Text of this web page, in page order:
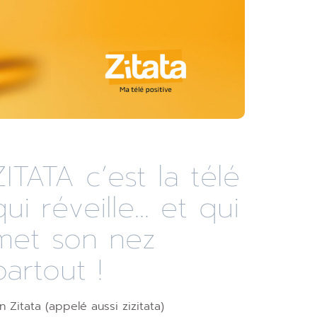
c’est la télé
réveille... et qui
son nez
!
Zitata (appelé aussi zizitata)